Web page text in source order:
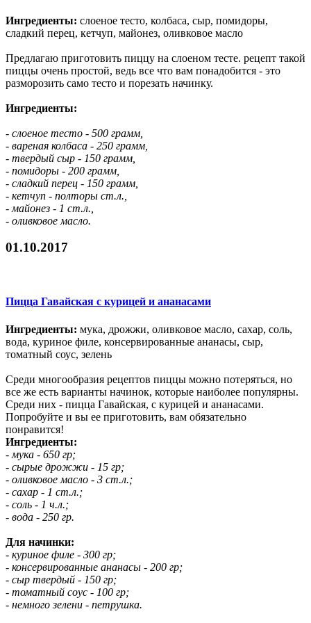
Ингредиенты: слоеное тесто, колбаса, сыр, помидоры,
сладкий перец, кетчуп, майонез, оливковое масло
Предлагаю приготовить пиццу на слоеном тесте. рецепт такой
пиццы очень простой, ведь все что вам понадобится - это
разморозить само тесто и порезать начинку.
Ингредиенты:
- слоеное тесто - 500 грамм,
- вареная колбаса - 250 грамм,
- твердый сыр - 150 грамм,
- помидоры - 200 грамм,
- сладкий перец - 150 грамм,
- кетчуп - полторы ст.л.,
- майонез - 1 ст.л.,
- оливковое масло.
01.10.2017
Пицца Гавайская с курицей и ананасами
Ингредиенты: мука, дрожжи, оливковое масло, сахар, соль,
вода, куриное филе, консервированные ананасы, сыр,
томатный соус, зелень
Среди многообразия рецептов пиццы можно потеряться, но
все же есть варианты начинок, которые наиболее популярны.
Среди них - пицца Гавайская, с курицей и ананасами.
Попробуйте и вы ее приготовить, вам обязательно
понравится!
Ингредиенты:
- мука - 650 гр;
- сырые дрожжи - 15 гр;
- оливковое масло - 3 ст.л.;
- сахар - 1 ст.л.;
- соль - 1 ч.л.;
- вода - 250 гр.
Для начинки:
- куриное филе - 300 гр;
- консервированные ананасы - 200 гр;
- сыр твердый - 150 гр;
- томатный соус - 100 гр;
- немного зелени - петрушка.